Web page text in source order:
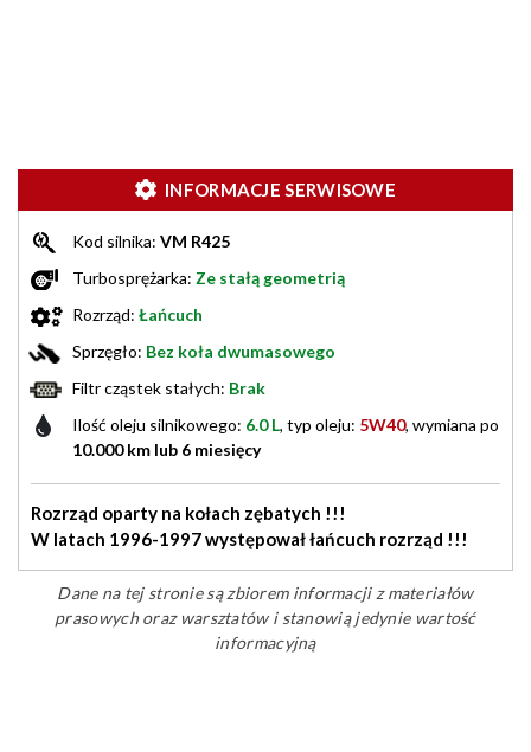
INFORMACJE SERWISOWE
Kod silnika: VM R425
Turbosprężarka: Ze stałą geometrią
Rozrząd: Łańcuch
Sprzęgło: Bez koła dwumasowego
Filtr cząstek stałych: Brak
Ilość oleju silnikowego: 6.0 L, typ oleju: 5W40, wymiana po
10.000 km lub 6 miesięcy
Rozrząd oparty na kołach zębatych !!!
W latach 1996-1997 występował łańcuch rozrząd !!!
Dane na tej stronie są zbiorem informacji z materiałów
prasowych oraz warsztatów i stanowią jedynie wartość
informacyjną